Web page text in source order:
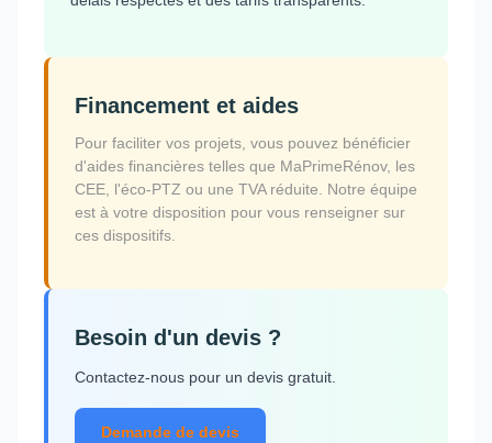
Financement et aides
Pour faciliter vos projets, vous pouvez bénéficier
d'aides financières telles que MaPrimeRénov, les
CEE, l'éco-PTZ ou une TVA réduite. Notre équipe
est à votre disposition pour vous renseigner sur
ces dispositifs.
Besoin d'un devis ?
Contactez-nous pour un devis gratuit.
Demande de devis